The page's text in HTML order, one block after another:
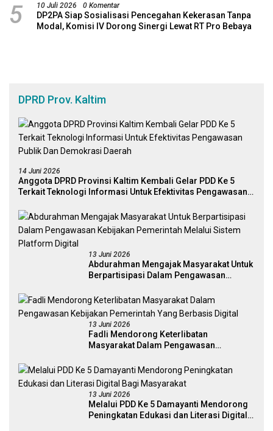
5 10 Juli 2026 0 Komentar
DP2PA Siap Sosialisasi Pencegahan Kekerasan Tanpa
Modal, Komisi IV Dorong Sinergi Lewat RT Pro Bebaya
DPRD Prov. Kaltim
14 Juni 2026
Anggota DPRD Provinsi Kaltim Kembali Gelar PDD Ke 5
Terkait Teknologi Informasi Untuk Efektivitas Pengawasan
13 Juni 2026
Abdurahman Mengajak Masyarakat Untuk
Berpartisipasi Dalam Pengawasan
Platform Digital
13 Juni 2026
Fadli Mendorong Keterlibatan
Masyarakat Dalam Pengawasan
Digital
13 Juni 2026
Melalui PDD Ke 5 Damayanti Mendorong
Peningkatan Edukasi dan Literasi Digital